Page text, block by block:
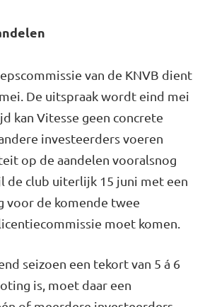
van de KNVB dient
De uitspraak wordt eind mei
kan Vitesse geen concrete
investeerders voeren
op de aandelen vooralsnog
de club uiterlijk 15 juni met een
voor de komende twee
moet komen.
seizoen een tekort van 5 á 6
is, moet daar een